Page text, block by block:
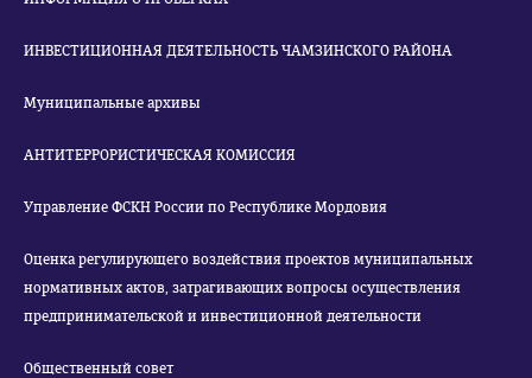
ИНВЕСТИЦИОННАЯ ДЕЯТЕЛЬНОСТЬ ЧАМЗИНСКОГО РАЙОНА
Муниципальные архивы
АНТИТЕРРОРИСТИЧЕСКАЯ КОМИССИЯ
Управление ФСКН России по Республике Мордовия
Оценка регулирующего воздействия проектов муниципальных
нормативных актов, затрагивающих вопросы осуществления
предпринимательской и инвестиционной деятельности
Общественный совет